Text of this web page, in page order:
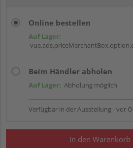
Online bestellen
Auf Lager:
Beim Händler abholen
Auf Lager: Abholung möglich
Verfügbar in der Ausstellung - vor
In den Warenkorb